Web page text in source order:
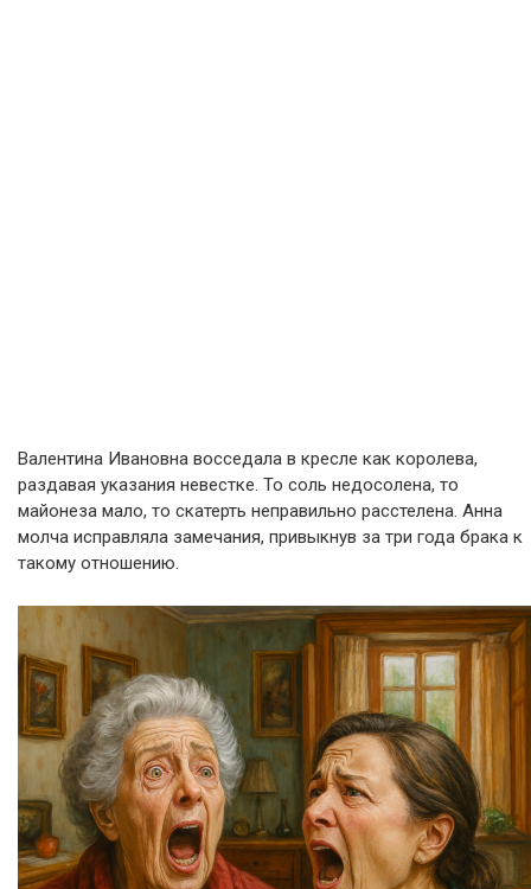
Валентина Ивановна восседала в кресле как королева,
раздавая указания невестке. То соль недосолена, то
майонеза мало, то скатерть неправильно расстелена. Анна
молча исправляла замечания, привыкнув за три года брака к
такому отношению.